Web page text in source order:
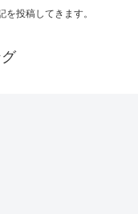
投稿してきます。